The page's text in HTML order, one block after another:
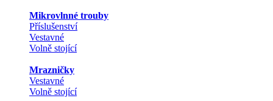
Mikrovlnné trouby
Příslušenství
Vestavné
Volně stojící
Mrazničky
Vestavné
Volně stojící